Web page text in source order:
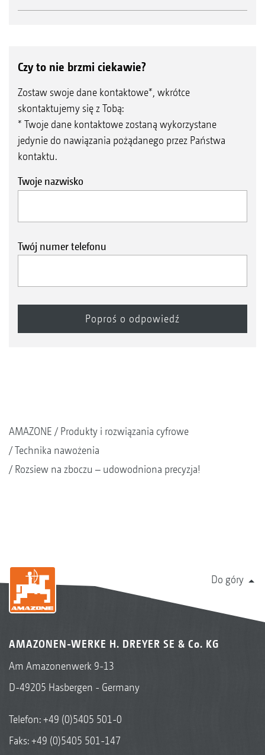
Czy to nie brzmi ciekawie?
Zostaw swoje dane kontaktowe*, wkrótce
skontaktujemy się z Tobą:
* Twoje dane kontaktowe zostaną wykorzystane
jedynie do nawiązania pożądanego przez Państwa
kontaktu.
Twoje nazwisko
Twój numer telefonu
AMAZONE
Produkty i rozwiązania cyfrowe
Technika nawożenia
Rozsiew na zboczu – udowodniona precyzja!
Do góry
AMAZONEN-WERKE H. DREYER SE & Co. KG
Am Amazonenwerk 9-13
D-49205 Hasbergen - Germany
Telefon:+49 (0)5405 501-0
Faks: +49 (0)5405 501-147